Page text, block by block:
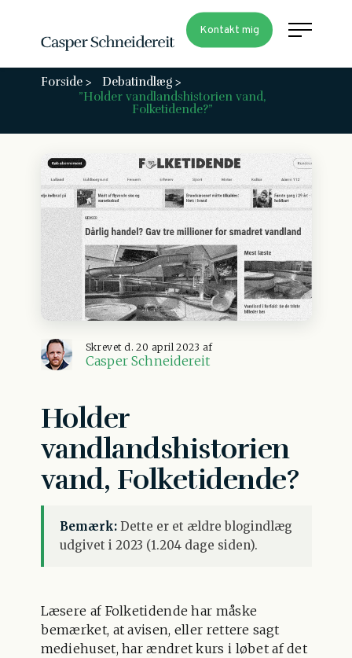
Kontakt mig
Forside >
Debatindlæg >
”Holder vandlandshistorien vand,
Folketidende?”
Skrevet d. 20 april 2023 af
Casper Schneidereit
Holder
vandlandshistorien
vand, Folketidende?
Bemærk:Dette er et ældre blogindlæg
udgivet i 2023 (1.204 dage siden).
Læsere af Folketidende har måske
bemærket, at avisen, eller rettere sagt
mediehuset, har ændret kurs i løbet af det